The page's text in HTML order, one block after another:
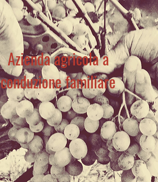
Azienda agricola a
conduzione familiare